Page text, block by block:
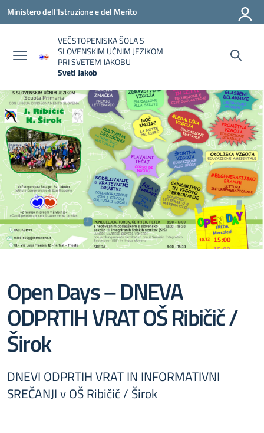
Vai ai contenuti
Vai al menu di navigazione
Vai al footer
Ministero dell'Istruzione e del Merito
VEČSTOPENJSKA ŠOLA S
SLOVENSKIM UČNIM JEZIKOM
PRI SVETEM JAKOBU
Sveti Jakob
Open Days – DNEVA
ODPRTIH VRAT OŠ Ribičič /
Širok
DNEVI ODPRTIH VRAT IN INFORMATIVNI
SREČANJI v OŠ Ribičič / Širok